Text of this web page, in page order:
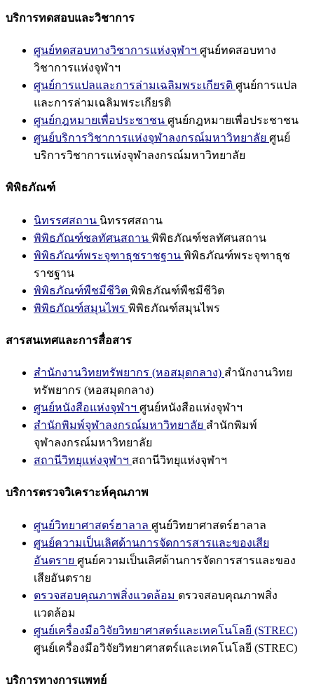
บริการทดสอบและวิชาการ
ศูนย์ทดสอบทางวิชาการแห่งจุฬาฯ ศูนย์ทดสอบทาง
วิชาการแห่งจุฬาฯ
ศูนย์การแปลและการล่ามเฉลิมพระเกียรติ ศูนย์การแปล
และการล่ามเฉลิมพระเกียรติ
ศูนย์กฎหมายเพื่อประชาชน ศูนย์กฎหมายเพื่อประชาชน
ศูนย์บริการวิชาการแห่งจุฬาลงกรณ์มหาวิทยาลัย ศูนย์
บริการวิชาการแห่งจุฬาลงกรณ์มหาวิทยาลัย
พิพิธภัณฑ์
นิทรรศสถาน นิทรรศสถาน
พิพิธภัณฑ์ชลทัศนสถาน พิพิธภัณฑ์ชลทัศนสถาน
พิพิธภัณฑ์พระจุฑาธุชราชฐาน พิพิธภัณฑ์พระจุฑาธุช
ราชฐาน
พิพิธภัณฑ์พืชมีชีวิต พิพิธภัณฑ์พืชมีชีวิต
พิพิธภัณฑ์สมุนไพร พิพิธภัณฑ์สมุนไพร
สารสนเทศและการสื่อสาร
สำนักงานวิทยทรัพยากร (หอสมุดกลาง) สำนักงานวิทย
ทรัพยากร (หอสมุดกลาง)
ศูนย์หนังสือแห่งจุฬาฯ ศูนย์หนังสือแห่งจุฬาฯ
สำนักพิมพ์จุฬาลงกรณ์มหาวิทยาลัย สำนักพิมพ์
จุฬาลงกรณ์มหาวิทยาลัย
สถานีวิทยุแห่งจุฬาฯ สถานีวิทยุแห่งจุฬาฯ
บริการตรวจวิเคราะห์คุณภาพ
ศูนย์วิทยาศาสตร์ฮาลาล ศูนย์วิทยาศาสตร์ฮาลาล
ศูนย์ความเป็นเลิศด้านการจัดการสารและของเสีย
อันตราย ศูนย์ความเป็นเลิศด้านการจัดการสารและของ
เสียอันตราย
ตรวจสอบคุณภาพสิ่งแวดล้อม ตรวจสอบคุณภาพสิ่ง
แวดล้อม
ศูนย์เครื่องมือวิจัยวิทยาศาสตร์และเทคโนโลยี (STREC)
ศูนย์เครื่องมือวิจัยวิทยาศาสตร์และเทคโนโลยี (STREC)
บริการทางการแพทย์